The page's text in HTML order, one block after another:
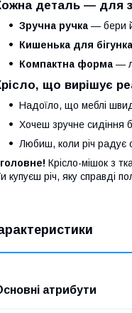
деталь — для
Зручна ручка — бери
Кишенька для бігунка
Компактна форма —
що вирішує
Надоїло, що меблі
Хочеш зручне сидіння
Любиш, коли річ радує
головне! Крісло-мішок з
купуєш річ, яку справді
атрибути